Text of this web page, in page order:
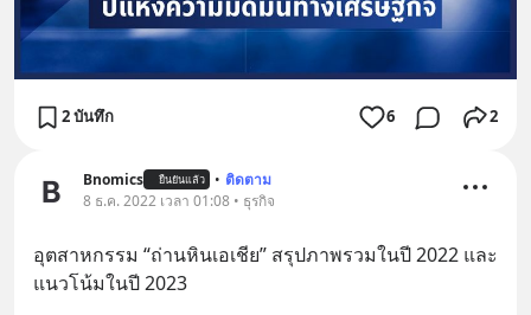
2 บันทึก 6 2
Bnomics ยืนยันแล้ว • ติดตาม
8 ธ.ค. 2022 เวลา 01:08 • ธุรกิจ
อุตสาหกรรม “ถ่านหินเอเชีย” สรุปภาพรวมในปี 2022 และ
แนวโน้มในปี 2023